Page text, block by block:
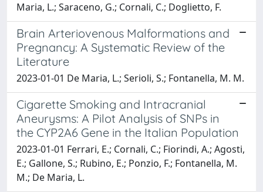
Maria, L.; Saraceno, G.; Cornali, C.; Doglietto, F.
Brain Arteriovenous Malformations and
Pregnancy: A Systematic Review of the
Literature
2023-01-01 De Maria, L.; Serioli, S.; Fontanella, M. M.
Cigarette Smoking and Intracranial
Aneurysms: A Pilot Analysis of SNPs in
the CYP2A6 Gene in the Italian Population
2023-01-01 Ferrari, E.; Cornali, C.; Fiorindi, A.; Agosti,
E.; Gallone, S.; Rubino, E.; Ponzio, F.; Fontanella, M.
M.; De Maria, L.